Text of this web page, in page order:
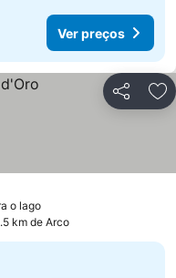
Ver preços
Partilhar
o lago
km de Arco